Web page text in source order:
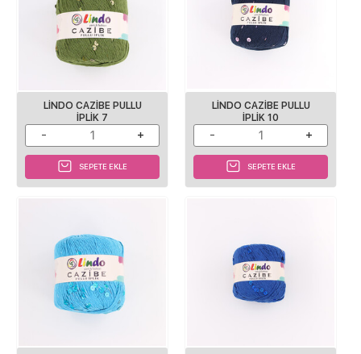
LINDO CAZIBE PULLU
IPLIK 7
SEPETE EKLE
LINDO CAZIBE PULLU
IPLIK 10
SEPETE EKLE